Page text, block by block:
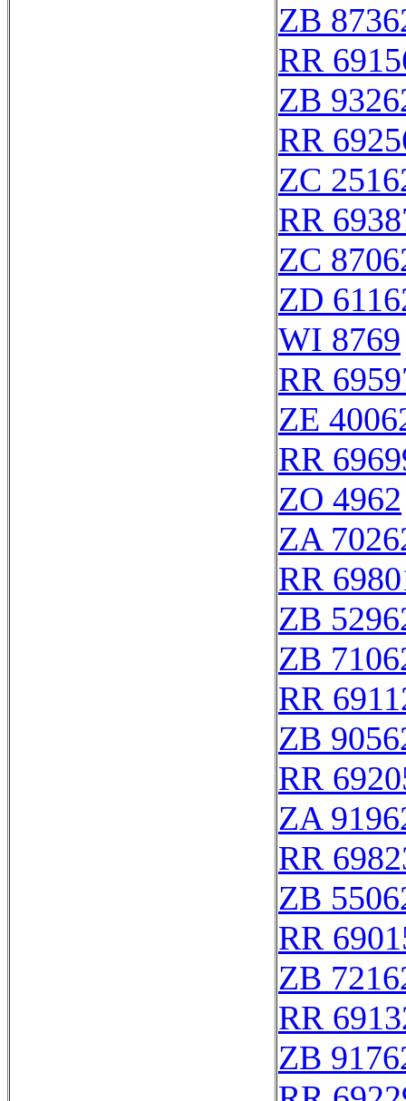
ZB
RR
ZB
RR
ZC
RR
ZC
ZD
WI 8769
RR
ZE
RR
ZO 4962
ZA
RR
ZB
ZB
RR
ZB
RR
ZA
RR
ZB
RR
ZB
RR
ZB